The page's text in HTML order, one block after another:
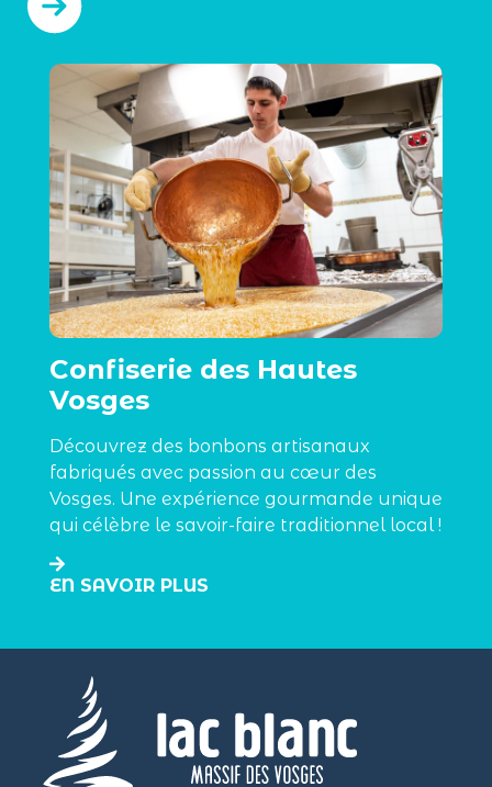
Confiserie des Hautes
Vosges
Découvrez des bonbons artisanaux
fabriqués avec passion au cœur des
Vosges. Une expérience gourmande unique
qui célèbre le savoir-faire traditionnel local !
EN SAVOIR PLUS